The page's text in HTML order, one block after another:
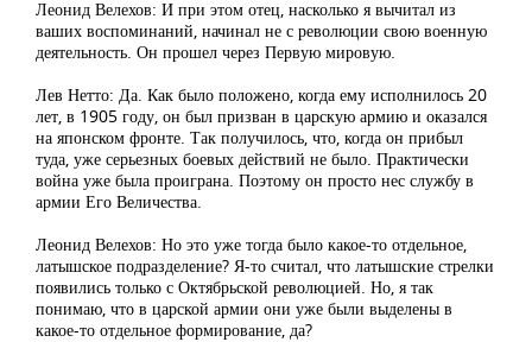
Леонид Велехов: И при этом отец, насколько я вычитал из
ваших воспоминаний, начинал не с революции свою военную
деятельность. Он прошел через Первую мировую.
Лев Нетто: Да. Как было положено, когда ему исполнилось 20
лет, в 1905 году, он был призван в царскую армию и оказался
на японском фронте. Так получилось, что, когда он прибыл
туда, уже серьезных боевых действий не было. Практически
война уже была проиграна. Поэтому он просто нес службу в
армии Его Величества.
Леонид Велехов: Но это уже тогда было какое-то отдельное,
латышское подразделение? Я-то считал, что латышские стрелки
появились только с Октябрьской революцией. Но, я так
понимаю, что в царской армии они уже были выделены в
какое-то отдельное формирование, да?